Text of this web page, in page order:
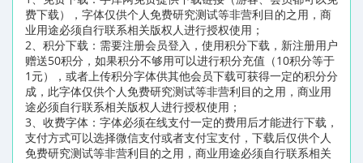
费下载），字体仅供个人免费研究测试等非营利目的之用，商
业用途必须自行联系相关版权人进行授权使用；
2、积分下载：需要注册会员登入，使用积分下载，新注册用户
赠送50积分，如果积分不够用可以进行积分充值（10积分等于
1元），或者上传积分字体供其他会员下载可获得一定的积分分
成，此字体仅供个人免费研究测试等非营利目的之用，商业用
途必须自行联系相关版权人进行授权使用；
3、收费字体：字体必须在线支付一定的费用后才能进行下载，
支付方式可以选择微信支付或者支付宝支付，下载后仅供个人
免费研究测试等非营利目的之用，商业用途必须自行联系相关